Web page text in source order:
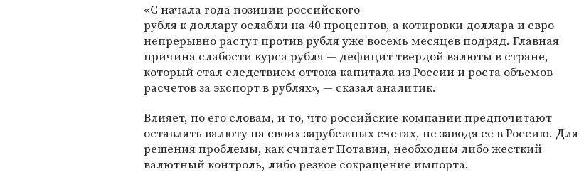
«С начала года позиции российского
рубля к доллару ослабли на 40 процентов, а котировки доллара и евро
непрерывно растут против рубля уже восемь месяцев подряд. Главная
причина слабости курса рубля — дефицит твердой валюты в стране,
который стал следствием оттока капитала изРоссиии роста объемов
расчетов за экспорт в рублях», — сказал аналитик.
Влияет, по его словам, и то, что российские компании предпочитают
оставлять валюту на своих зарубежных счетах, не заводя ее в Россию. Для
решения проблемы, как считает Потавин, необходим либо жесткий
валютный контроль, либо резкое сокращение импорта.